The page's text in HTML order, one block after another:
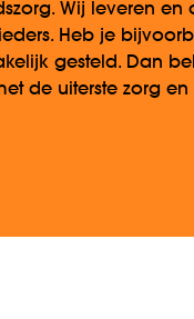
Wij leveren
Heb je
gesteld. Dan
de uiterste zorg